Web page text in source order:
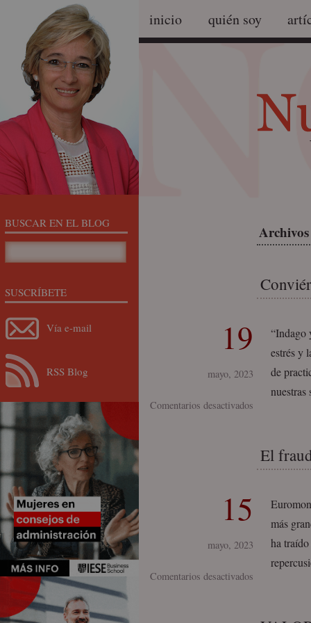
inicio quién soy
19
mayo, 2023
Comentarios desactivados
persona
Vitamina
“Indago
estrés y
de
El
15
mayo, 2023
Comentarios desactivados
más
ha
BUSCAR EN EL BLOG
SUSCRÍBETE
Vía e-mail
RSS Blog